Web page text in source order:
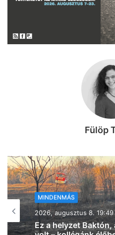
Fülöp
MINDENMÁS
2026, augusztus 8. 18:00
Vasárnap újra